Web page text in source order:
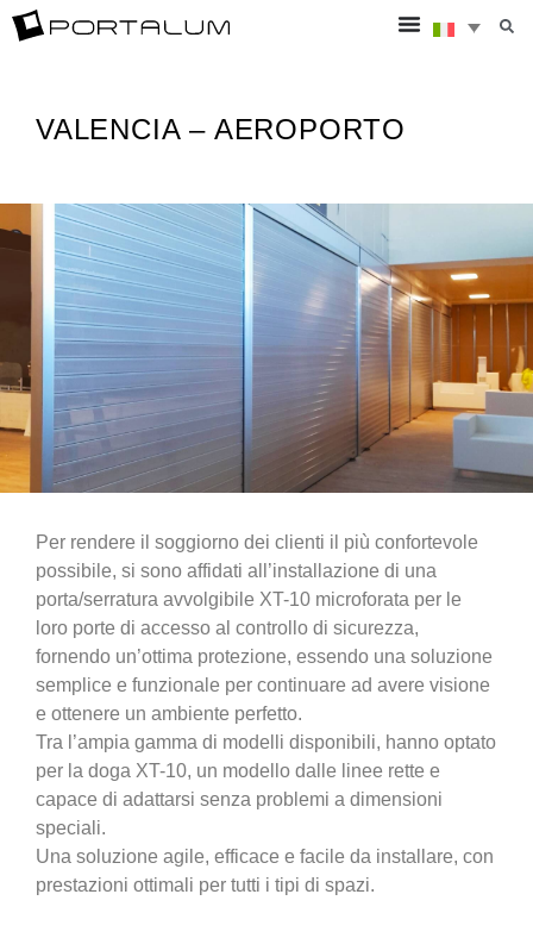
VALENCIA – AEROPORTO
Per rendere il soggiorno dei clienti il più confortevole
possibile, si sono affidati all’installazione di una
porta/serratura avvolgibile XT-10 microforata per le
loro porte di accesso al controllo di sicurezza,
fornendo un’ottima protezione, essendo una soluzione
semplice e funzionale per continuare ad avere visione
e ottenere un ambiente perfetto.
Tra l’ampia gamma di modelli disponibili, hanno optato
per la doga XT-10, un modello dalle linee rette e
capace di adattarsi senza problemi a dimensioni
speciali.
Una soluzione agile, efficace e facile da installare, con
prestazioni ottimali per tutti i tipi di spazi.